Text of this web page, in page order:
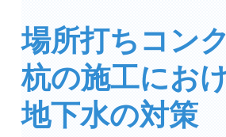
場所打ちコン
杭の施工にお
地下水の対策